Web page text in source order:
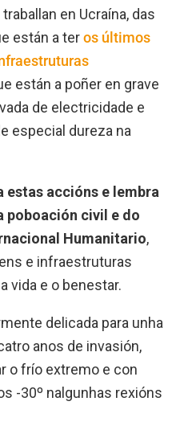
en Ucraína, das
están a teros últimos
están a poñer en grave
de electricidade e
especial dureza na
estas accións e lembra
poboación civil e do
Humanitario,
e infraestruturas
vida e o benestar.
delicada para unha
anos de invasión,
o frío extremo e con
-30º nalgunhas rexións